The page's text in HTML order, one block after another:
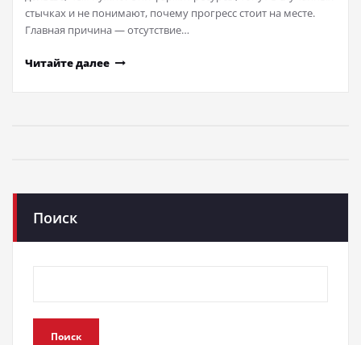
стычках и не понимают, почему прогресс стоит на месте.
Главная причина — отсутствие…
Читайте далее
Поиск
Поиск